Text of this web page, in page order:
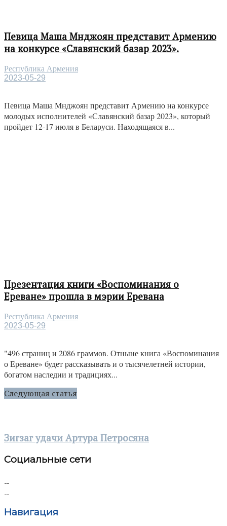
Певица Маша Мнджоян представит Армению
на конкурсе «Славянский базар 2023».
Республика Армения
2023-05-29
Певица Маша Мнджоян представит Армению на конкурсе
молодых исполнителей «Славянский базар 2023», который
пройдет 12-17 июля в Беларуси. Находящаяся в...
Презентация книги «Воспоминания о
Ереване» прошла в мэрии Еревана
Республика Армения
2023-05-29
"496 страниц и 2086 граммов. Отныне книга «Воспоминания
о Ереване» будет рассказывать и о тысячелетней истории,
богатом наследии и традициях...
Следующая статья
Зигзаг удачи Артура Петросяна
Социальные сети
Навигация